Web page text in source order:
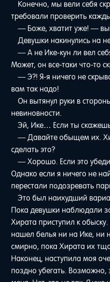
Конечно, мы вели себя
требовали проверить
— Боже, хватит уже! —
Девушки накинулись на
— А не Ике-кун ли вел
Может, он все-таки что-то
— Э?! Я-я ничего не
вам так надо!
Он вытянул руки в
невиновности.
Эй, Ике… Если ты
— Давайте обыщем их.
сделать это?
— Хорошо. Если это
Однако если я ничего не
перестали подозревать
Это был наихудший
Пока девушки наблюдали
Хирата приступил к
нашел белья ни на Ике, ни
смирно, пока Хирата их
Наконец, наступила моя
поздно убегать. Возможно,